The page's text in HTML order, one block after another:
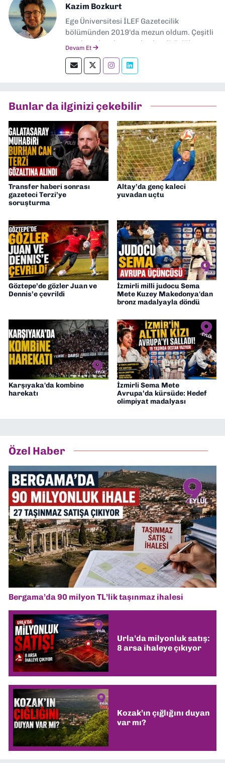
Kazim Bozkurt
Ege Üniversitesi İLEF Gazetecilik
bölümünden 2019'da mezun oldum. Çeşitli
yerel ve ulusal gazetelerde editörlük,
okumayı severim.
Devam Et
Bunlar da ilginizi çekebilir
Transfer haberi sonrası
gazeteci Terzi’ye
soruşturma
Altay’da genç kaleci
yuvadan uçtu
Göztepe’de gözler Juan ve
Dennis’e çevrildi
İzmirli milli judocu Sema
Mete Kuzey Makedonya'dan
bronz madalyayla döndü
Karşıyaka'da kombine
harekatı
İzmirli Sema Mete
Avrupa’da kürsüde: Hedef
olimpiyat madalyası
Özel Haber
Bergama’da 90 milyon TL’lik taşınmaz ihalesi
Urla’da milyonluk satış:
8 arsa ihaleye çıkıyor
Kozak’ın çığlığını duyan
var mı?